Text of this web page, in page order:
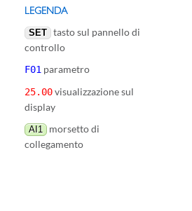
LEGENDA
SET
tasto sul pannello di
controllo
F01 parametro
25.00visualizzazione sul
display
AI1
morsetto di
collegamento